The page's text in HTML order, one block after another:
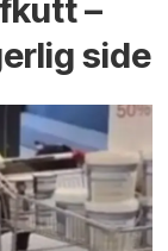
–
side